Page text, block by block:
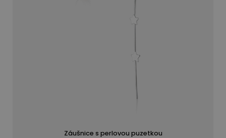
Záušnice s perlovou puzetkou